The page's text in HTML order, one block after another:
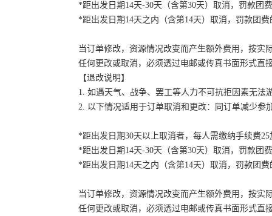
*距出发日期14天-30天（含第30天）取消，罚款团
*距出发日期14天之内（含第14天）取消，罚款团费
当订单修改，资源情况改变而产生额外费用，按实
任何更改或取消，必须透过电邮或传真书面形式直
【退改说明】
1. 如遇天气、战争、罢工等人力不可抗拒因素无
2. 以下情况适用于订单取消和更改：同订单减少
*距出发日期30天以上取消者，每人需缴纳手续费
*距出发日期14天-30天（含第30天）取消，罚款团
*距出发日期14天之内（含第14天）取消，罚款团费
当订单修改，资源情况改变而产生额外费用，按实
任何更改或取消，必须透过电邮或传真书面形式直